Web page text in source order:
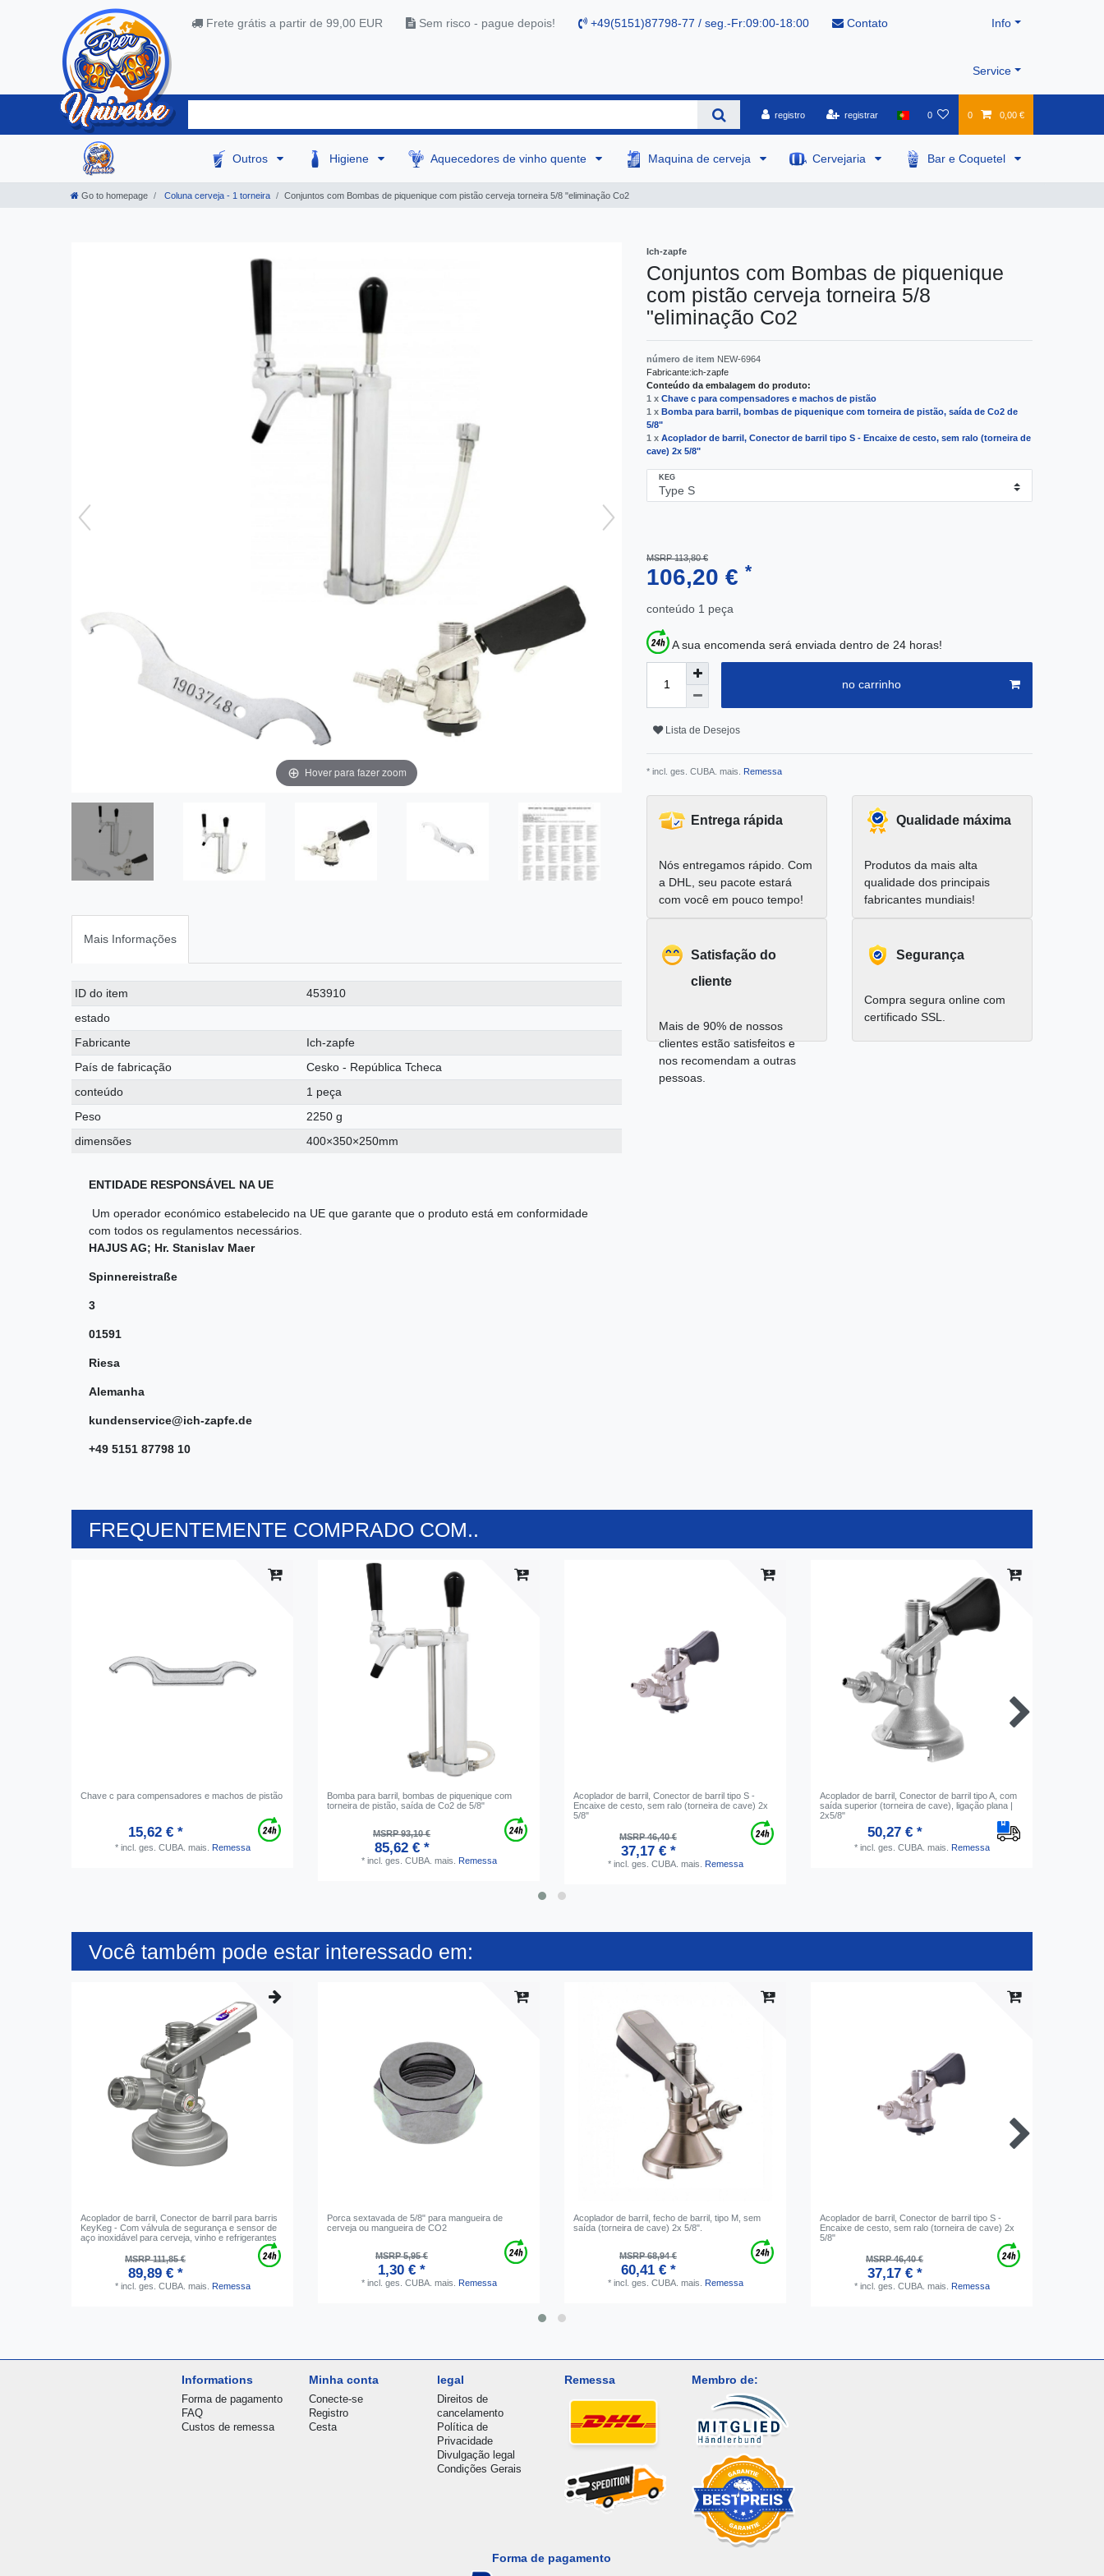
Frete grátis a partir de 99,00 EUR Sem risco - pague depois! +49(5151)87798-77 / seg.-Fr:09:00-18:00 Contato Info
Service
registro registrar 0 0 0,00 €
Outros Higiene Aquecedores de vinho quente Maquina de cerveja Cervejaria Bar e Coquetel
Go to homepage Coluna cerveja - 1 torneira Conjuntos com Bombas de piquenique com pistão cerveja torneira 5/8 "eliminação Co2
Hover para fazer zoom
Mais Informações
Ceres::Template.singleItemTechnicalDataAttribute
Ceres::Template.singleItemTechnicalDataValue
ID do item
453910
estado
Fabricante
Ich-zapfe
País de fabricação
Cesko - República Tcheca
conteúdo
1 peça
Peso
2250 g
dimensões
400×350×250mm
ENTIDADE RESPONSÁVEL NA UE
Um operador económico estabelecido na UE que garante que o produto está em conformidade
com todos os regulamentos necessários.
HAJUS AG; Hr. Stanislav Maer
Spinnereistraße
3
01591
Riesa
Alemanha
kundenservice@ich-zapfe.de
+49 5151 87798 10
Ich-zapfe
Conjuntos com Bombas de piquenique
com pistão cerveja torneira 5/8
"eliminação Co2
número de item NEW-6964
Fabricante:ich-zapfe
Conteúdo da embalagem do produto:
1 x Chave c para compensadores e machos de pistão
1 x Bomba para barril, bombas de piquenique com torneira de pistão, saída de Co2 de
5/8"
1 x Acoplador de barril, Conector de barril tipo S - Encaixe de cesto, sem ralo (torneira de
cave) 2x 5/8"
KEG
MSRP 113,80 €
106,20 € *
conteúdo 1 peça
A sua encomenda será enviada dentro de 24 horas!
no carrinho
Lista de Desejos
* incl. ges. CUBA. mais. Remessa
Entrega rápida
Nós entregamos rápido. Com
a DHL, seu pacote estará
com você em pouco tempo!
Qualidade máxima
Produtos da mais alta
qualidade dos principais
fabricantes mundiais!
Satisfação do
cliente
Mais de 90% de nossos
clientes estão satisfeitos e
nos recomendam a outras
pessoas.
Segurança
Compra segura online com
certificado SSL.
FREQUENTEMENTE COMPRADO COM..
Chave c para compensadores e machos de pistão
15,62 € *
* incl. ges. CUBA. mais. Remessa
Bomba para barril, bombas de piquenique com
torneira de pistão, saída de Co2 de 5/8"
MSRP 93,10 €
85,62 € *
* incl. ges. CUBA. mais. Remessa
Acoplador de barril, Conector de barril tipo S -
Encaixe de cesto, sem ralo (torneira de cave) 2x
5/8"
MSRP 46,40 €
37,17 € *
* incl. ges. CUBA. mais. Remessa
Acoplador de barril, Conector de barril tipo A, com
saída superior (torneira de cave), ligação plana |
2x5/8"
50,27 € *
* incl. ges. CUBA. mais. Remessa
Você também pode estar interessado em:
Acoplador de barril, Conector de barril para barris
KeyKeg - Com válvula de segurança e sensor de
aço inoxidável para cerveja, vinho e refrigerantes
MSRP 111,85 €
89,89 € *
* incl. ges. CUBA. mais. Remessa
Porca sextavada de 5/8" para mangueira de
cerveja ou mangueira de CO2
MSRP 5,95 €
1,30 € *
* incl. ges. CUBA. mais. Remessa
Acoplador de barril, fecho de barril, tipo M, sem
saída (torneira de cave) 2x 5/8".
MSRP 68,94 €
60,41 € *
* incl. ges. CUBA. mais. Remessa
Acoplador de barril, Conector de barril tipo S -
Encaixe de cesto, sem ralo (torneira de cave) 2x
5/8"
MSRP 46,40 €
37,17 € *
* incl. ges. CUBA. mais. Remessa
Informations
Forma de pagamento
FAQ
Custos de remessa
Minha conta
Conecte-se
Registro
Cesta
legal
Direitos de
cancelamento
Política de
Privacidade
Divulgação legal
Condições Gerais
Remessa Membro de:
Forma de pagamento